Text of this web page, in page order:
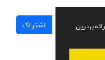
بهترین اشتراک